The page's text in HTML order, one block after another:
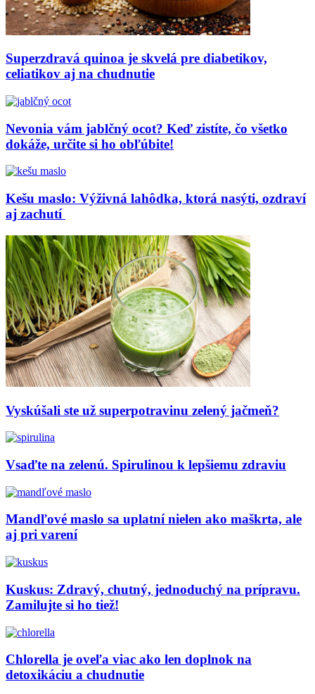
Superzdravá quinoa je skvelá pre diabetikov,
celiatikov aj na chudnutie
Nevonia vám jablčný ocot? Keď zistíte, čo všetko
dokáže, určite si ho obľúbite!
Kešu maslo: Výživná lahôdka, ktorá nasýti, ozdraví
aj zachutí
Vyskúšali ste už superpotravinu zelený jačmeň?
Vsaďte na zelenú. Spirulinou k lepšiemu zdraviu
Mandľové maslo sa uplatní nielen ako maškrta, ale
aj pri varení
Kuskus: Zdravý, chutný, jednoduchý na prípravu.
Zamilujte si ho tiež!
Chlorella je oveľa viac ako len doplnok na
detoxikáciu a chudnutie